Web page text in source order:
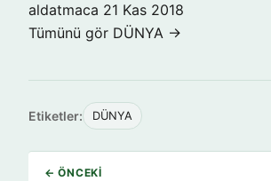
aldatmaca 21 Kas 2018
Tümünü gör DÜNYA →
Etiketler: DÜNYA
← ÖNCEKI